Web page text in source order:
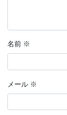
名前 ※
メール ※